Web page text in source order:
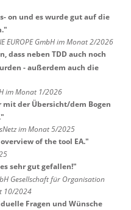
on und es wurde gut auf die
"
EUROPE GmbH im Monat 2/2026
dass neben TDD auch noch
- außerdem auch die
im Monat 1/2026
mit der Übersicht/dem Bogen
"
im Monat 5/2025
of the tool EA."
sehr gut gefallen!"
Gesellschaft für Organisation
10/2024
Fragen und Wünsche